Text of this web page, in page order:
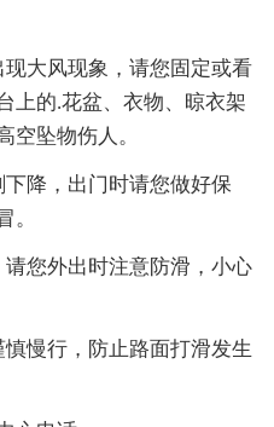
大风现象，请您固定或看
上的.花盆、衣物、晾衣架
空坠物伤人。
降，出门时请您做好保
。
您外出时注意防滑，小心
慢行，防止路面打滑发生